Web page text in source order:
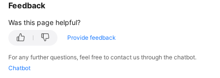
Documents
General
Feedback
Was this page helpful?
Provide feedback
For any further questions, feel free to contact us through the chatbot.
Chatbot